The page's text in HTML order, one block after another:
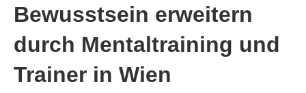
Bewusstsein erweitern
durch Mentaltraining und
Trainer in Wien